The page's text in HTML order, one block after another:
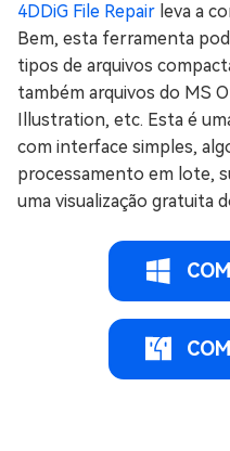
4DDiG File Repair leva a
Bem, esta ferramenta
tipos de arquivos
também arquivos do MS
Illustration, etc. Esta é
com interface simples,
processamento em lote,
uma visualização gratuita